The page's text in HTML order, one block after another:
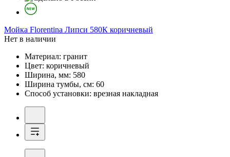
Мойка Florentina Липси 580К коричневый
Нет в наличии
Материал: гранит
Цвет: коричневый
Ширина, мм: 580
Ширина тумбы, см: 60
Способ установки: врезная накладная